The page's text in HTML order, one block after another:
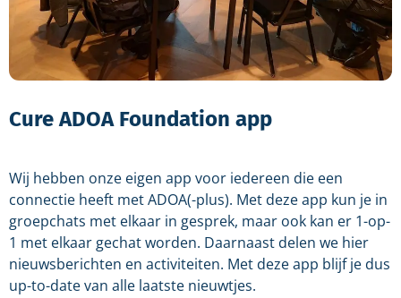
Cure ADOA Foundation app
Wij hebben onze eigen app voor iedereen die een
connectie heeft met ADOA(-plus). Met deze app kun je in
groepchats met elkaar in gesprek, maar ook kan er 1-op-
1 met elkaar gechat worden. Daarnaast delen we hier
nieuwsberichten en activiteiten. Met deze app blijf je dus
up-to-date van alle laatste nieuwtjes.